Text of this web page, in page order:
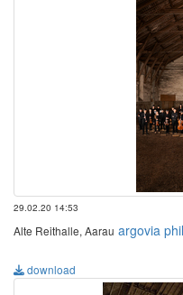
29.02.20 14:53
Alte Reithalle, Aarau argovia
download